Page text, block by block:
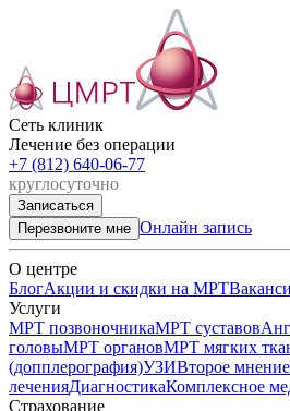
Сеть клиник
Лечение без операции
+7 (812) 640-06-77
круглосуточно
Записаться
Перезвоните мне Онлайн запись
О центре
БлогАкции и скидки на МРТ
Услуги
МРТ позвоночникаМРТ суставов
головыМРТ органовМРТ мягких
(допплерография)УЗИВторое мнение
леченияДиагностикаКомплексное
Страхование